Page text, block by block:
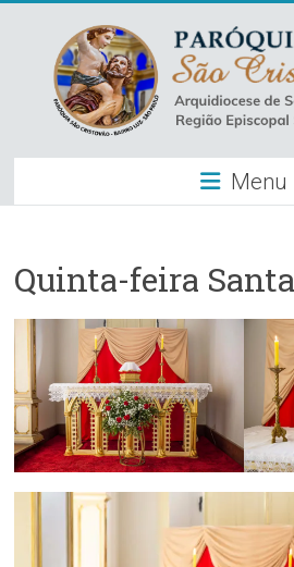
content
Paróquia
São
–
Luz
Arquidiocese
de
São
Paulo
–
Região
Episcopal
Menu
Quinta-feira